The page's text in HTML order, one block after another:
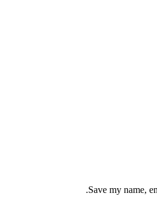
Save my name,